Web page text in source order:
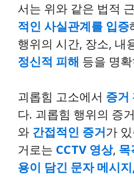
서는 위와 같은 법적
적인 사실관계를 입증
행위의 시간, 장소, 내
정신적 피해 등을 명
괴롭힘 고소에서 증거
다. 괴롭힘 행위의 증
와 간접적인 증거가
거로는 CCTV 영상, 목
용이 담긴 문자 메시